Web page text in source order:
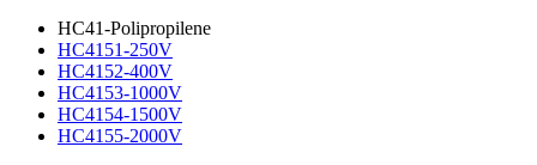
HC41-Polipropilene
HC4151-250V
HC4152-400V
HC4153-1000V
HC4154-1500V
HC4155-2000V